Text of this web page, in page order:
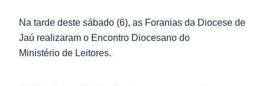
Na tarde deste sábado (6), as Foranias da Diocese de
Jaú realizaram o Encontro Diocesano do
Ministério de Leitores.